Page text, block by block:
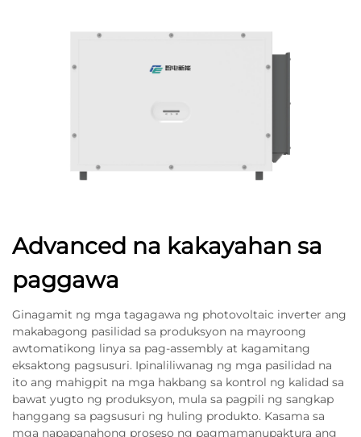
Advanced na kakayahan sa
paggawa
Ginagamit ng mga tagagawa ng photovoltaic inverter ang
makabagong pasilidad sa produksyon na mayroong
awtomatikong linya sa pag-assembly at kagamitang
eksaktong pagsusuri. Ipinaliliwanag ng mga pasilidad na
ito ang mahigpit na mga hakbang sa kontrol ng kalidad sa
bawat yugto ng produksyon, mula sa pagpili ng sangkap
hanggang sa pagsusuri ng huling produkto. Kasama sa
mga napapanahong proseso ng pagmamanupaktura ang